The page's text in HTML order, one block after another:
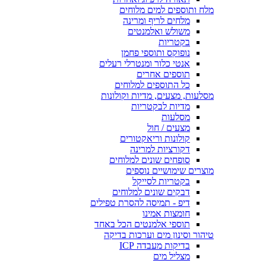
מלח ותוספים למים מלוחים
מלחים לריף ומרינה
משולש ואלמנטים
בקטריות
נופוקס ותוספי פחמן
אנטי כלור ומנטרלי רעלים
תוספים אחרים
כל התוספים למלוחים
מסלעות, מצעים, מדיות וקולונות
מדיות לבקטריות
מסלעות
מצעים / חול
קולונות וריאקטורים
דקורציות למרינה
סופחים שונים למלוחים
מוצרים שימושיים נוספים
בקטריות לסייקל
דבקים שונים למלוחים
דיפ - תמיסה להסרת טפילים
חומצות אמינו
תוספי אלמנטים הכל באחד
טיהור וסינון מים וערכות בדיקה
בדיקות מעבדה ICP
מצליל מים